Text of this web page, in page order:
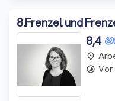
8.Frenzel und
8,4
place
timelapse Vor